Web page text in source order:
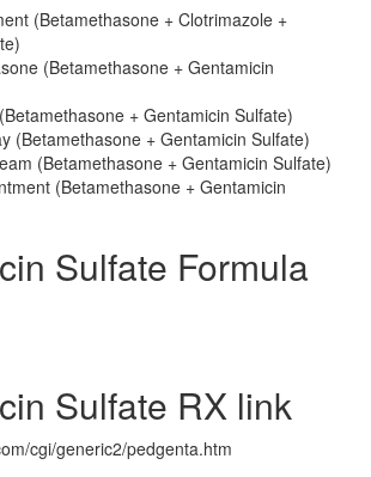
(Betamethasone + Clotrimazole +
(Betamethasone + Gentamicin
+ Gentamicin Sulfate)
(Betamethasone + Gentamicin Sulfate)
(Betamethasone + Gentamicin Sulfate)
(Betamethasone + Gentamicin
Sulfate Formula
Sulfate RX link
cgi/generic2/pedgenta.htm